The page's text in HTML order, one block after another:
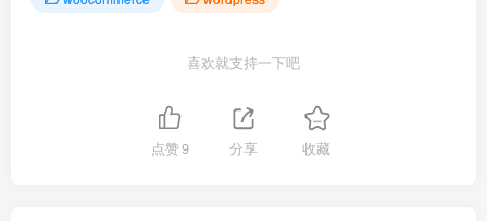
喜欢就支持一下吧
点赞9 分享 收藏